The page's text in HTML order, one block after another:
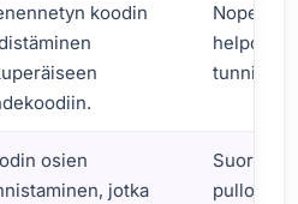
koodin
helpompi
tunnistus.
osien
jotka